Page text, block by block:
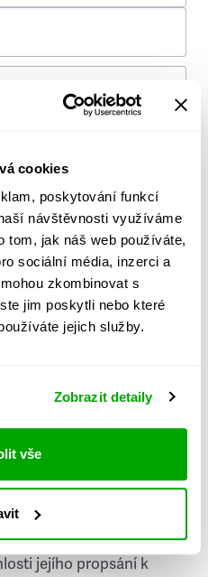
cookies
poskytování funkcí
návštěvnosti využíváme
tom, jak náš web používáte,
sociální média, inzerci a
zkombinovat s
jim poskytli nebo které
jejich služby.
Zobrazit detaily
vše
v tištěné verzi, na
se můžete těšit
týden (v závislosti na
jejího propsání k